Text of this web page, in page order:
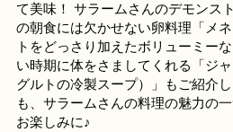
て美味！ サラームさんのデモンス
の朝食には欠かせない卵料理「メ
トをどっさり加えたボリューミー
い時期に体をさましてくれる「ジ
グルトの冷製スープ）」もご紹介
も、サラームさんの料理の魅力の
お楽しみに♪